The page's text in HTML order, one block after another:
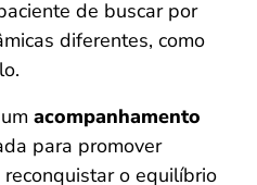
de buscar por
diferentes, como
acompanhamento
para promover
o equilíbrio